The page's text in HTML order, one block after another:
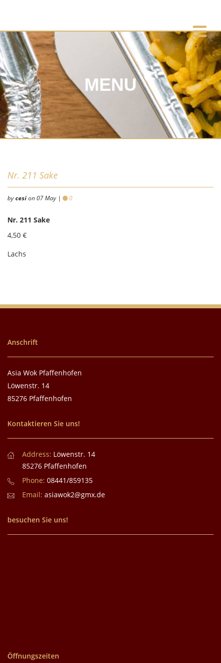
MENU
Nr. 211 Sake
bycesion 07 May | 0
Nr. 211 Sake
4,50 €
Lachs
Anschrift
Asia Wok Pfaffenhofen
Löwenstr. 14
85276 Pfaffenhofen
Kontaktieren Sie uns!
Address: Löwenstr. 14
85276 Pfaffenhofen
Phone: 08441/859135
Email: asiawok2@gmx.de
besuchen Sie uns!
Öffnungszeiten